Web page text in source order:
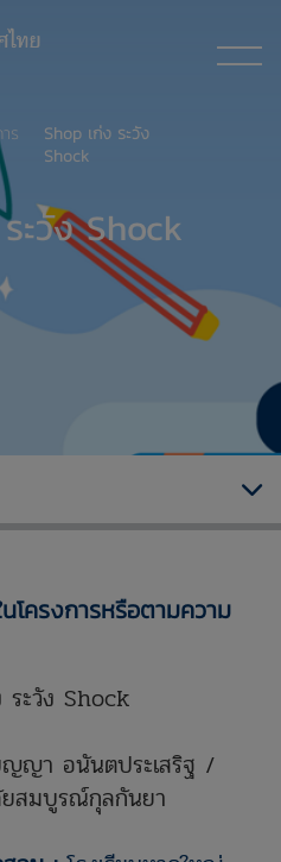
ร
Shop เก่ง ระวัง
Shock
ะวัง Shock
โครงการหรือตามความ
ระวัง Shock
ญญา อนันตประเสริฐ /
ยสมบูรณ์กุลกันยา